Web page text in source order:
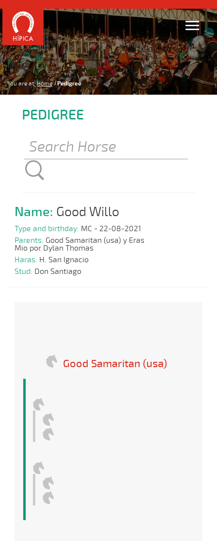
You are at: Home Pedigree
PEDIGREE
Name: Good Willo
Type and birthday: MC - 22-08-2021
Parents: Good Samaritan (usa) y Eras
Mio por Dylan Thomas
Haras: H. San Ignacio
Stud: Don Santiago
Good Samaritan (usa)